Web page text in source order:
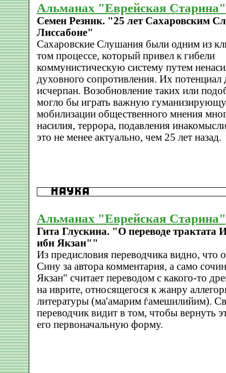
Альманах "Еврейская Старина"
Семен Резник. "25 лет Сахаровским
Лиссабоне"
Сахаровские Слушания были одним из
том процессе, который привел к гибели
коммунистическую систему путем
духовного сопротивления. Их потенциал
исчерпан. Возобновление таких или
могло бы играть важную
мобилизации общественного мнения
насилия, террора, подавления
это не менее актуально, чем 25 лет назад.
Альманах "Еврейская Старина"
Гита Глускина. "О переводе
ибн Якзан""
Из предисловия переводчика видно, что
Сину за автора комментария, а само
Якзан" считает переводом с какого-то
на иврите, относящегося к жанру
литературы (ма'амарим ѓамешилийим).
переводчик видит в том, чтобы вернуть
его первоначальную форму.